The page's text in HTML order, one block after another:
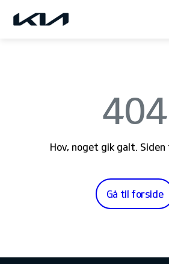
404
Hov, noget gik galt. Siden
Gå til forside